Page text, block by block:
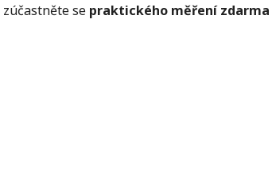
se praktického měření zdarma